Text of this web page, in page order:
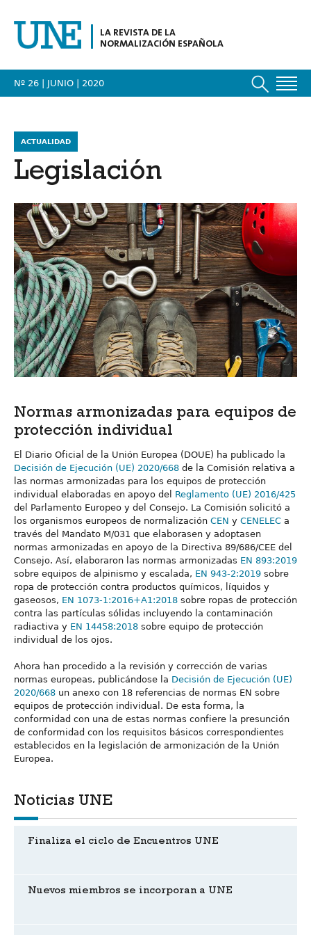
LA REVISTA DE LA
NORMALIZACIÓN ESPAÑOLA
Nº 26 | JUNIO | 2020
ACTUALIDAD
Legislación
Normas armonizadas para equipos de
protección individual
El Diario Oficial de la Unión Europea (DOUE) ha publicado la
Decisión de Ejecución (UE) 2020/668 de la Comisión relativa a
las normas armonizadas para los equipos de protección
individual elaboradas en apoyo del Reglamento (UE) 2016/425
del Parlamento Europeo y del Consejo. La Comisión solicitó a
los organismos europeos de normalización CEN y CENELEC a
través del Mandato M/031 que elaborasen y adoptasen
normas armonizadas en apoyo de la Directiva 89/686/CEE del
Consejo. Así, elaboraron las normas armonizadas EN 893:2019
sobre equipos de alpinismo y escalada, EN 943-2:2019 sobre
ropa de protección contra productos químicos, líquidos y
gaseosos, EN 1073-1:2016+A1:2018 sobre ropas de protección
contra las partículas sólidas incluyendo la contaminación
radiactiva y EN 14458:2018 sobre equipo de protección
individual de los ojos.
Ahora han procedido a la revisión y corrección de varias
normas europeas, publicándose la Decisión de Ejecución (UE)
2020/668 un anexo con 18 referencias de normas EN sobre
equipos de protección individual. De esta forma, la
conformidad con una de estas normas confiere la presunción
de conformidad con los requisitos básicos correspondientes
establecidos en la legislación de armonización de la Unión
Europea.
Noticias UNE
Finaliza el ciclo de Encuentros UNE
Nuevos miembros se incorporan a UNE